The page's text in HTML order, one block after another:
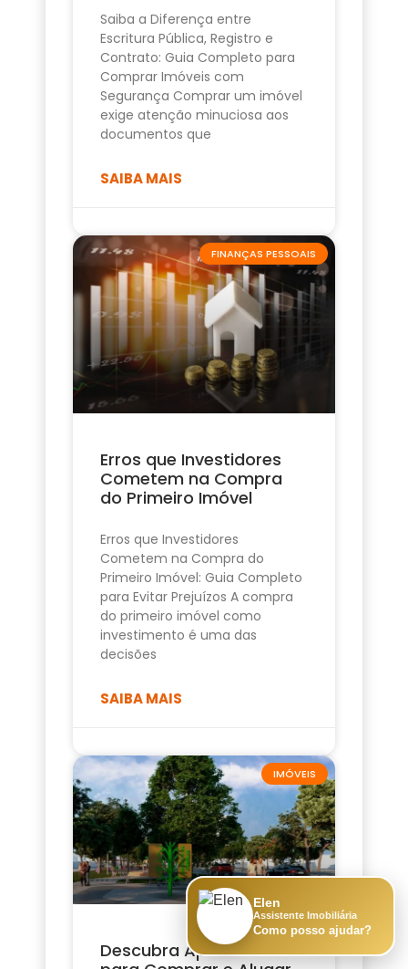
Saiba a Diferença entre
Escritura Pública, Registro e
Contrato: Guia Completo para
Comprar Imóveis com
Segurança Comprar um imóvel
exige atenção minuciosa aos
documentos que
SAIBA MAIS
FINANÇAS PESSOAIS
Erros que Investidores
Cometem na Compra
do Primeiro Imóvel
Erros que Investidores
Cometem na Compra do
Primeiro Imóvel: Guia Completo
para Evitar Prejuízos A compra
do primeiro imóvel como
investimento é uma das
decisões
SAIBA MAIS
IMÓVEIS
Descubra Apartamento
Elen
Assistente Imobiliária
Como posso ajudar?